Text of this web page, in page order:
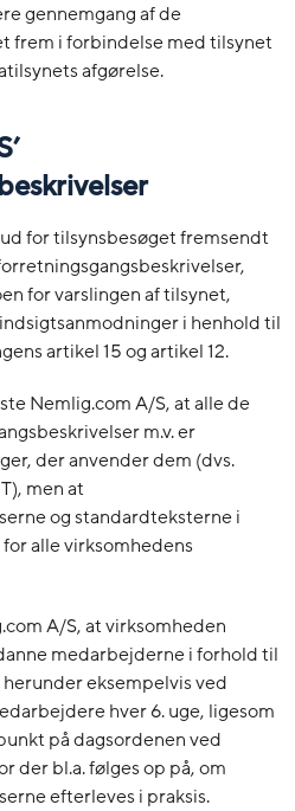
gennemgang af de
frem i forbindelse med tilsynet
afgørelse.
for tilsynsbesøget fremsendt
for varslingen af tilsynet,
i henhold til
artikel 15 og artikel 12.
Nemlig.com A/S, at alle de
m.v. er
der anvender dem (dvs.
men at
og standardteksterne i
alle virksomhedens
A/S, at virksomheden
medarbejderne i forhold til
eksempelvis ved
hver 6. uge, ligesom
på dagsordenen ved
der bl.a. følges op på, om
efterleves i praksis.